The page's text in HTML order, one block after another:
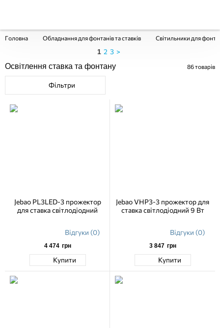
Головна Обладнання для фонтанів та ставків Світильники для
1 2 3 >
Освітлення ставка та фонтану
86товарів
Фільтри
Jebao PL3LED-3 прожектор
для ставка світлодіодний
Відгуки (0)
4 474 грн
Купити
Jebao VHP3-3 прожектор для
ставка світлодіодний 9 Вт
Відгуки (0)
3 847 грн
Купити